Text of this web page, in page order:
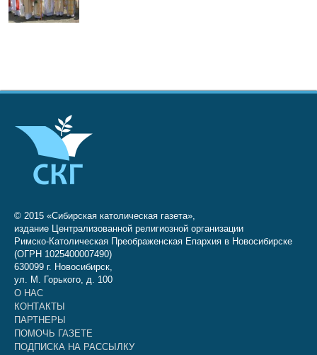
© 2015 «Сибирская католическая газета»,
издание Централизованной религиозной организации
Римско-Католическая Преображенская Епархия в Новосибирске
(ОГРН 1025400007490)
630099 г. Новосибирск,
ул. М. Горького, д. 100
О НАС
КОНТАКТЫ
ПАРТНЕРЫ
ПОМОЧЬ ГАЗЕТЕ
ПОДПИСКА НА РАССЫЛКУ